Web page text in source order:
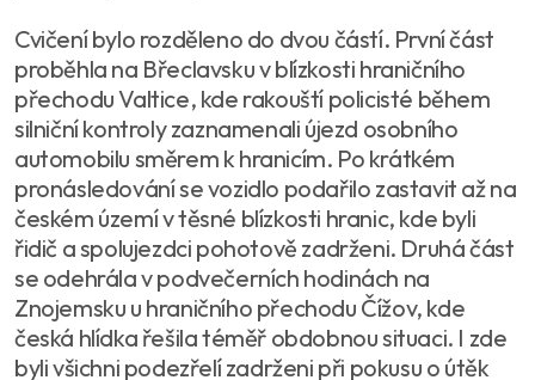
Cvičení bylo rozděleno do dvou částí. První část
proběhla na Břeclavsku v blízkosti hraničního
přechodu Valtice, kde rakouští policisté během
silniční kontroly zaznamenali újezd osobního
automobilu směrem k hranicím. Po krátkém
pronásledování se vozidlo podařilo zastavit až na
českém území v těsné blízkosti hranic, kde byli
řidič a spolujezdci pohotově zadrženi. Druhá část
se odehrála v podvečerních hodinách na
Znojemsku u hraničního přechodu Čížov, kde
česká hlídka řešila téměř obdobnou situaci. I zde
byli všichni podezřelí zadrženi při pokusu o útěk